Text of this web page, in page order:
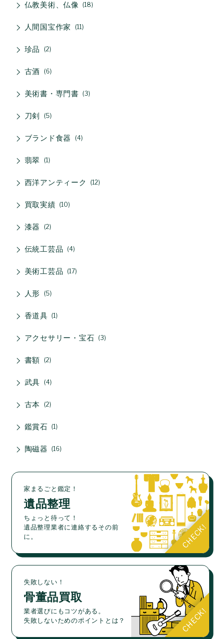
仏教美術、仏像 18
人間国宝作家 11
珍品 2
古酒 6
美術書・専門書 3
刀剣 5
ブランド食器 4
翡翠 1
西洋アンティーク 12
買取実績 10
漆器 2
伝統工芸品 4
美術工芸品 17
人形 5
香道具 1
アクセサリー・宝石 3
書額 2
武具 4
古本 2
鑑賞石 1
陶磁器 16
家まるごと鑑定！
遺品整理
ちょっと待って！
遺品整理業者に連絡するその前
に。
失敗しない！
骨董品買取
業者選びにもコツがある。
失敗しないためのポイントとは？